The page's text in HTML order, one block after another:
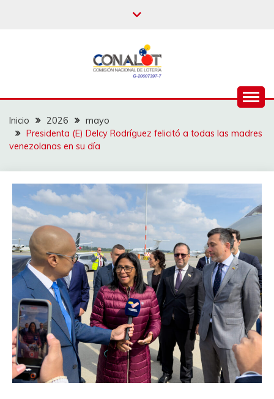
Inicio 2026
mayo
Presidenta (E) Delcy Rodríguez felicitó a todas las madres
venezolanas en su día